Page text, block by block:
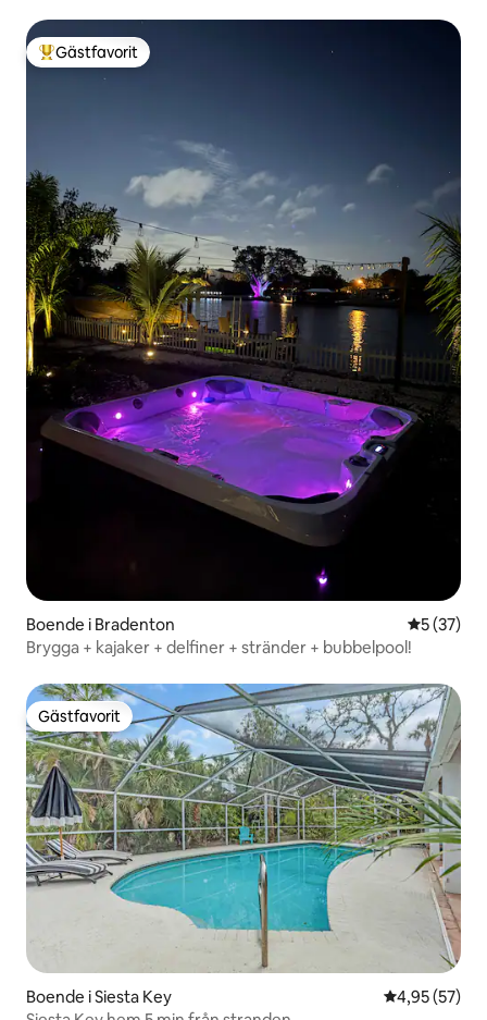
Populär gästfavorit
Gästfavorit
Boende i Bradenton 5 av 5 i
5 (37)
Brygga + kajaker + delfiner + stränder + bubbelpool!
Gästfavorit
Gästfavorit
Boende i Siesta Key 4,95 av 5 i
4,95 (57)